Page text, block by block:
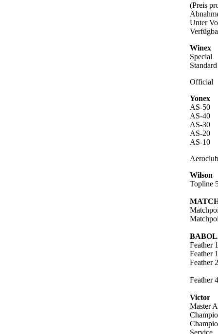
(Preis
Unter
Winex
Special
Standard
Official
Yonex
AS-50
AS-40
AS-30
AS-20
AS-10
Wilson
Topline
Feather
Feather 1
Feather 2
Feather 4
Victor
Master
Service